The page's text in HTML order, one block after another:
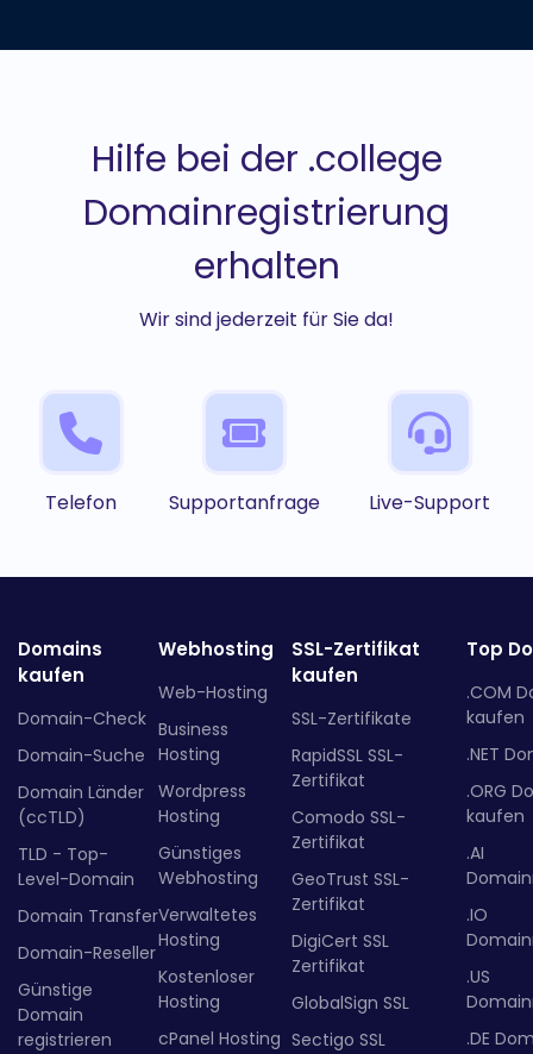
Hilfe bei der .college
Domainregistrierung
erhalten
Wir sind jederzeit für Sie da!
Telefon Supportanfrage Live-Support
Domains
kaufen
Domain-Check
Domain-Suche
Domain Länder
(ccTLD)
TLD - Top-
Level-Domain
Domain Transfer
Domain-Reseller
Günstige
Domain
registrieren
Webhosting
Web-Hosting
Business
Hosting
Wordpress
Hosting
Günstiges
Webhosting
Verwaltetes
Hosting
Kostenloser
Hosting
cPanel Hosting
SSL-Zertifikat
kaufen
SSL-Zertifikate
RapidSSL SSL-
Zertifikat
Comodo SSL-
Zertifikat
GeoTrust SSL-
Zertifikat
DigiCert SSL
Zertifikat
GlobalSign SSL
Sectigo SSL
Top
.COM
kaufen
.NET
.ORG
kaufen
.AI
.IO
.US
.DE